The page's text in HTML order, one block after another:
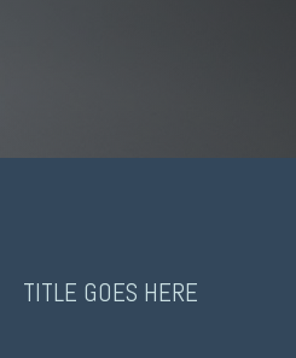
TITLE GOES HERE